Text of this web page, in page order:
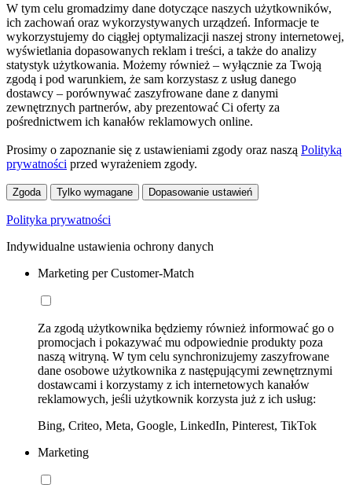
W tym celu gromadzimy dane dotyczące naszych użytkowników,
ich zachowań oraz wykorzystywanych urządzeń. Informacje te
wykorzystujemy do ciągłej optymalizacji naszej strony internetowej,
wyświetlania dopasowanych reklam i treści, a także do analizy
statystyk użytkowania. Możemy również – wyłącznie za Twoją
zgodą i pod warunkiem, że sam korzystasz z usług danego
dostawcy – porównywać zaszyfrowane dane z danymi
zewnętrznych partnerów, aby prezentować Ci oferty za
pośrednictwem ich kanałów reklamowych online.
Prosimy o zapoznanie się z ustawieniami zgody oraz naszą Polityką
prywatności przed wyrażeniem zgody.
Zgoda Tylko wymagane Dopasowanie ustawień
Polityka prywatności
Indywidualne ustawienia ochrony danych
Marketing per Customer-Match
Za zgodą użytkownika będziemy również informować go o
promocjach i pokazywać mu odpowiednie produkty poza
naszą witryną. W tym celu synchronizujemy zaszyfrowane
dane osobowe użytkownika z następującymi zewnętrznymi
dostawcami i korzystamy z ich internetowych kanałów
reklamowych, jeśli użytkownik korzysta już z ich usług:
Bing, Criteo, Meta, Google, LinkedIn, Pinterest, TikTok
Marketing